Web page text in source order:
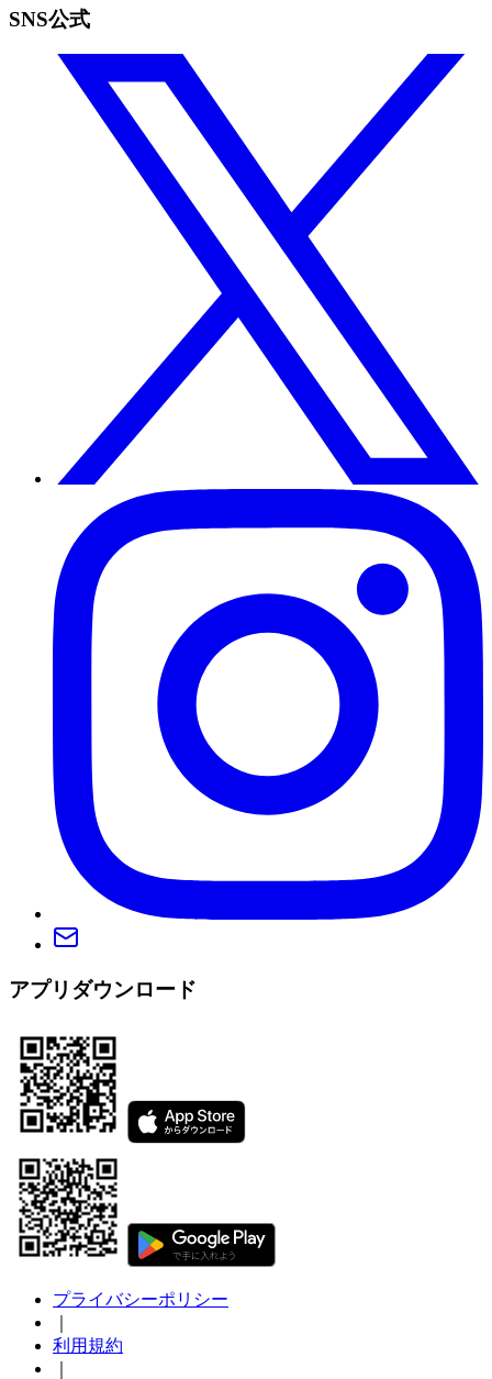
SNS公式
アプリダウンロード
プライバシーポリシー
利用規約